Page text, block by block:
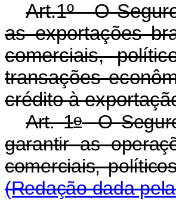
Art.1º - O
as exportações
comerciais,
transações
crédito à
Art. 1oO
garantir as
comerciais,
(Redação dada